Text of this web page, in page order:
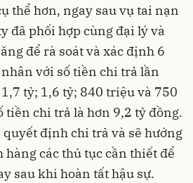
thể hơn, ngay sau vụ tai nạn
đã phối hợp cùng đại lý và
để rà soát và xác định 6
với số tiền chi trả lần
tỷ; 1,6 tỷ; 840 triệu và 750
tiền chi trả là hơn 9,2 tỷ đồng.
định chi trả và sẽ hướng
các thủ tục cần thiết để
sau khi hoàn tất hậu sự.